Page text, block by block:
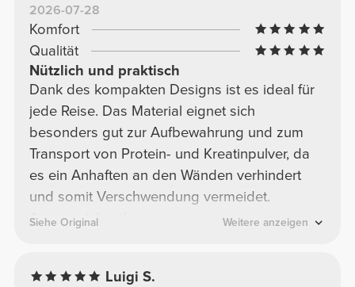
2026-07-28
Komfort
Qualität
Nützlich und praktisch
Dank des kompakten Designs ist es ideal für
jede Reise. Das Material eignet sich
besonders gut zur Aufbewahrung und zum
Transport von Protein- und Kreatinpulver, da
es ein Anhaften an den Wänden verhindert
und somit Verschwendung vermeidet.
Ausgezeichnet!
Siehe Original Weitere anzeigen
Luigi S.